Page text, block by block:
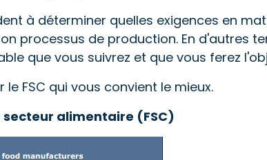
à déterminer quelles exigences en
processus de production. En d'autres
que vous suivrez et que vous ferez
FSC qui vous convient le mieux.
alimentaire (FSC)